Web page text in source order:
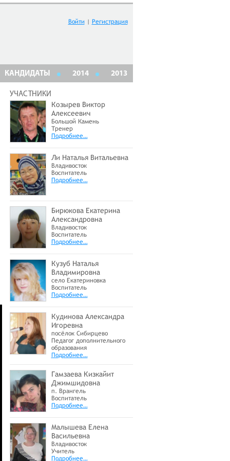
Войти | Регистрация
КАНДИДАТЫ 2014 2013
УЧАСТНИКИ
Козырев Виктор
Алексеевич
Большой Камень
Тренер
Подробнее…
Ли Наталья Витальевна
Владивосток
Воспитатель
Подробнее…
Бирюкова Екатерина
Александровна
Владивосток
Воспитатель
Подробнее…
Кузуб Наталья
Владимировна
село Екатериновка
Воспитатель
Подробнее…
Кудинова Александра
Игоревна
посёлок Сибирцево
Педагог дополнительного
образования
Подробнее…
Гамзаева Кизкайит
Джимшидовна
п. Врангель
Воспитатель
Подробнее…
Малышева Елена
Васильевна
Владивосток
Учитель
Подробнее…